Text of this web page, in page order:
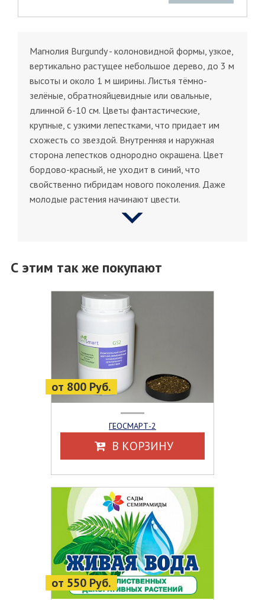
Магнолия Burgundy - колоновидной формы, узкое,
вертикально растущее небольшое дерево, до 3 м
высоты и около 1 м ширины. Листья тёмно-
зелёные, обратнояйцевидные или овальные,
длинной 6-10 см. Цветы фантастические,
крупные, с узкими лепестками, что придает им
схожесть со звездой. Внутренняя и наружная
сторона лепестков однородно окрашена. Цвет
бордово-красный, не уходит в синий, что
свойственно гибридам нового поколения. Даже
молодые растения начинают цвести.
С этим так же покупают
от 800 Руб.
ГЕОСМАРТ-2
В КОРЗИНУ
от 550 Руб.